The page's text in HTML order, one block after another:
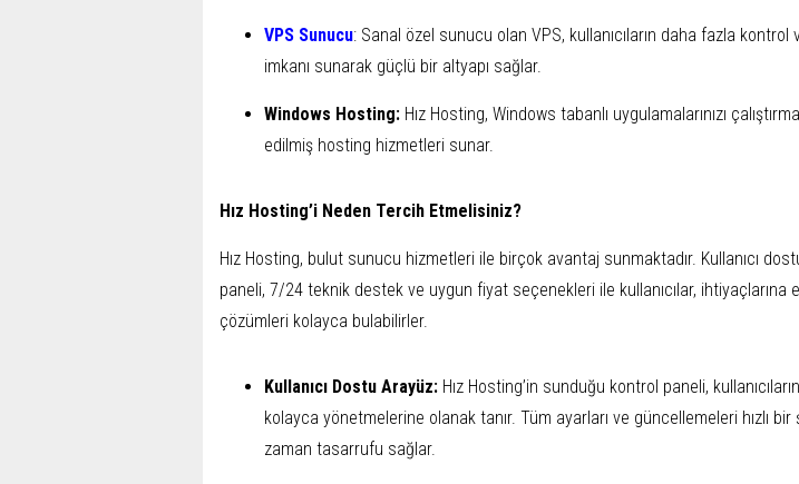
VPS Sunucu: Sanal özel sunucu olan VPS, kullanıcıların daha fazla kontrol
imkanı sunarak güçlü bir altyapı sağlar.
Windows Hosting: Hız Hosting, Windows tabanlı uygulamalarınızı
edilmiş hosting hizmetleri sunar.
Hız Hosting’i Neden Tercih Etmelisiniz?
Hız Hosting, bulut sunucu hizmetleri ile birçok avantaj sunmaktadır. Kullanıcı
paneli, 7/24 teknik destek ve uygun fiyat seçenekleri ile kullanıcılar, ihtiyaçlarına
çözümleri kolayca bulabilirler.
Kullanıcı Dostu Arayüz: Hız Hosting’in sunduğu kontrol paneli,
kolayca yönetmelerine olanak tanır. Tüm ayarları ve güncellemeleri hızlı
zaman tasarrufu sağlar.